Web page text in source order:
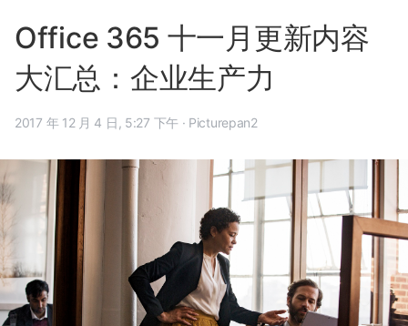
Office 365 十一月更新内容
大汇总：企业生产力
2017 年 12 月 4 日, 5:27 下午 · Picturepan2